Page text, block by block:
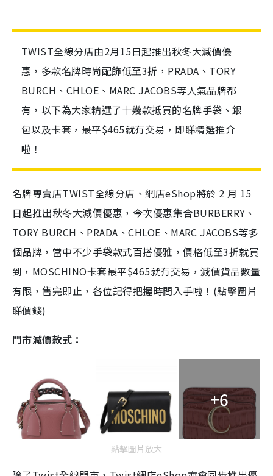
TWIST全線分店由2月15日起推出秋冬大減價優
惠，多款名牌時尚配飾低至3折，PRADA、TORY
BURCH、CHLOE、MARC JACOBS等人氣品牌都
有，以下為大家精選了十幾款抵買的名牌手袋、銀
包以及卡套，最平$465就有交易，即睇精選推介
啦！
名牌專賣店TWIST全線分店、網店eShop將於 2 月 15
日起推出秋冬大減價優惠，今次優惠集合BURBERRY、
TORY BURCH、PRADA、CHLOE、MARC JACOBS等多
個品牌，當中不少手袋款式百搭優雅，價格低至3折就買
到，MOSCHINO卡套最平$465就有交易，減價貨品數量
有限，售完即止，各位記得把握時間入手啦！(點擊圖片
睇價錢)
門市減價款式：
+6
點擊圖片放大